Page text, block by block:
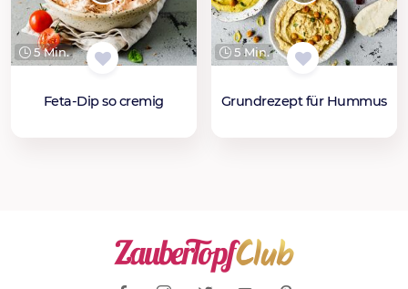
5 Min.
Feta-Dip so cremig
5 Min.
Grundrezept für Hummus